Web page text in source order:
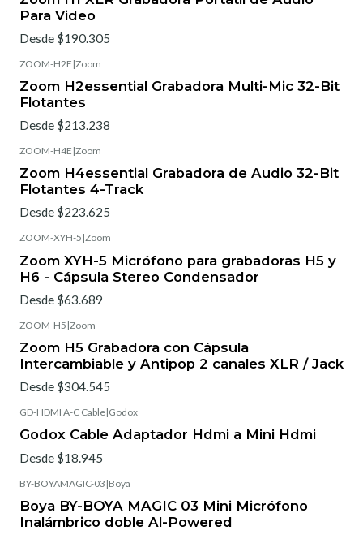
Para Video
Desde $190.305
ZOOM-H2E |Zoom
Zoom H2essential Grabadora Multi-Mic 32-Bit
Flotantes
Desde $213.238
ZOOM-H4E |Zoom
Zoom H4essential Grabadora de Audio 32-Bit
Flotantes 4-Track
Desde $223.625
ZOOM-XYH-5 |Zoom
Zoom XYH-5 Micrófono para grabadoras H5 y
H6 - Cápsula Stereo Condensador
Desde $63.689
ZOOM-H5 |Zoom
Zoom H5 Grabadora con Cápsula
Intercambiable y Antipop 2 canales XLR / Jack
Desde $304.545
GD-HDMI A-C Cable|Godox
Godox Cable Adaptador Hdmi a Mini Hdmi
Desde $18.945
BY-BOYAMAGIC-03 |Boya
Boya BY-BOYA MAGIC 03 Mini Micrófono
Inalámbrico doble Al-Powered